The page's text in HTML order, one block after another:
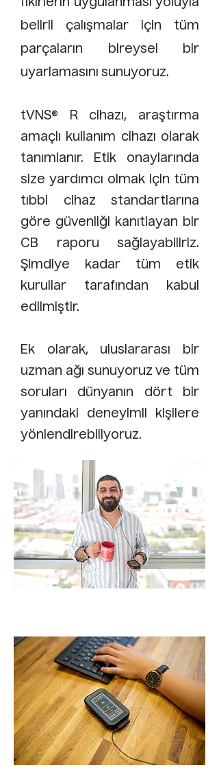
fikirlerin uygulanması yoluyla
belirli çalışmalar için tüm
parçaların bireysel bir
uyarlamasını sunuyoruz.
tVNS® R cihazı, araştırma
amaçlı kullanım cihazı olarak
tanımlanır. Etik onaylarında
size yardımcı olmak için tüm
tıbbi cihaz standartlarına
göre güvenliği kanıtlayan bir
CB raporu sağlayabiliriz.
Şimdiye kadar tüm etik
kurullar tarafından kabul
edilmiştir.
Ek olarak, uluslararası bir
uzman ağı sunuyoruz ve tüm
soruları dünyanın dört bir
yanındaki deneyimli kişilere
yönlendirebiliyoruz.